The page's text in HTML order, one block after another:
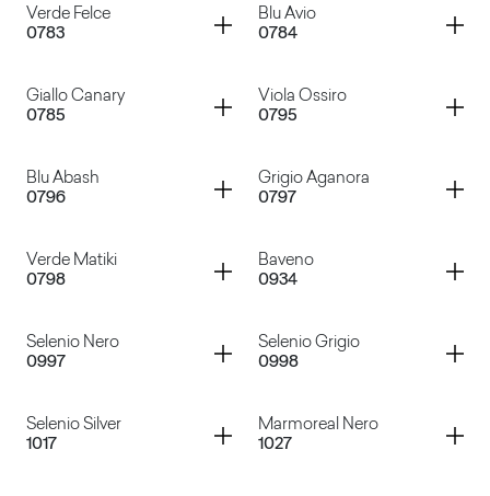
Verde Felce
0783
Container
Blu Avio
0784
Container
Giallo Canary
0785
Container
Viola Ossiro
0795
Container
Blu Abash
0796
Container
Grigio Aganora
0797
Container
Verde Matiki
0798
Container
Baveno
0934
Container
Selenio Nero
0997
Container
Selenio Grigio
0998
Container
Selenio Silver
1017
Container
Marmoreal Nero
1027
Container